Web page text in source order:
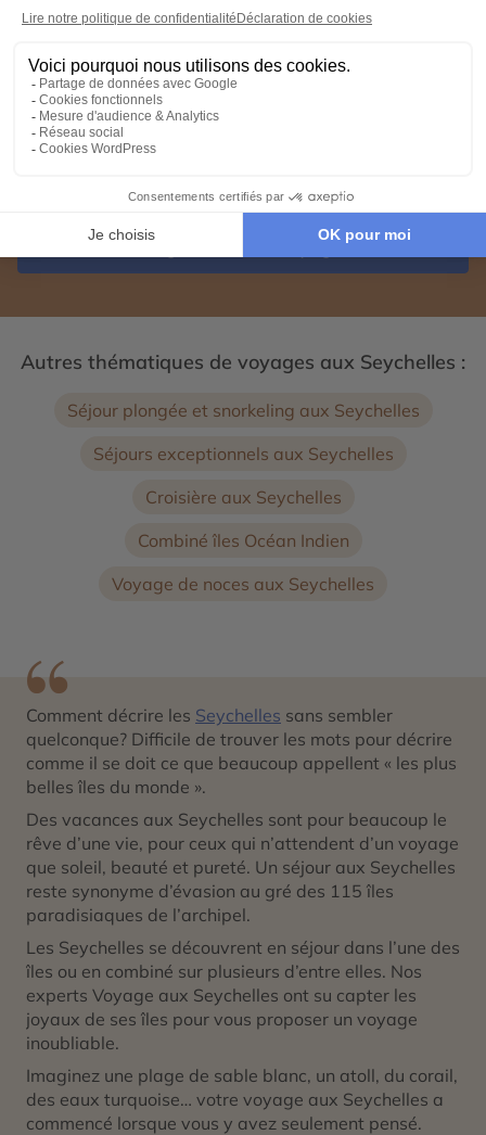
voyage d'exception 100% personnalisé.
Organisez votre voyage
Autres thématiques de voyages aux Seychelles :
Séjour plongée et snorkeling aux Seychelles
Séjours exceptionnels aux Seychelles
Croisière aux Seychelles
Combiné îles Océan Indien
Voyage de noces aux Seychelles
Comment décrire les Seychelles sans sembler
quelconque? Difficile de trouver les mots pour décrire
comme il se doit ce que beaucoup appellent « les plus
belles îles du monde ».
Des vacances aux Seychelles sont pour beaucoup le
rêve d’une vie, pour ceux qui n’attendent d’un voyage
que soleil, beauté et pureté. Un séjour aux Seychelles
reste synonyme d’évasion au gré des 115 îles
paradisiaques de l’archipel.
Les Seychelles se découvrent en séjour dans l’une des
îles ou en combiné sur plusieurs d’entre elles. Nos
experts Voyage aux Seychelles ont su capter les
joyaux de ses îles pour vous proposer un voyage
inoubliable.
Imaginez une plage de sable blanc, un atoll, du corail,
des eaux turquoise… votre voyage aux Seychelles a
commencé lorsque vous y avez seulement pensé.